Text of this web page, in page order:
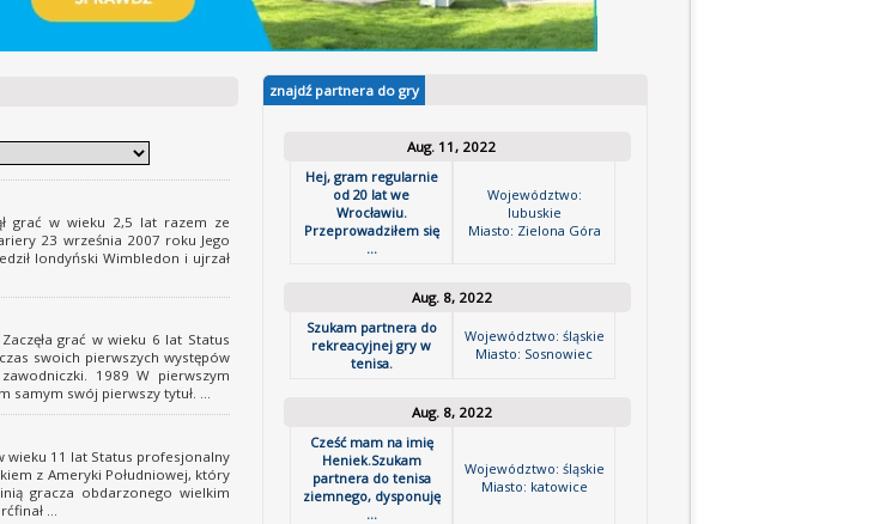
grać w wieku 2,5 lat razem ze
23 września 2007 roku Jego
londyński Wimbledon i ujrzał
grać w wieku 6 lat Status
swoich pierwszych występów
1989 W pierwszym
samym swój pierwszy tytuł. ...
wieku 11 lat Status profesjonalny
z Ameryki Południowej, który
gracza obdarzonego wielkim
...
znajdź partnera do gry
Aug. 11, 2022
Hej, gram regularnie
od 20 lat we
Wrocławiu.
Przeprowadziłem się
...
Województwo:
lubuskie
Miasto: Zielona Góra
Aug. 8, 2022
Szukam partnera do
rekreacyjnej gry w
tenisa.
Województwo: śląskie
Miasto: Sosnowiec
Aug. 8, 2022
Cześć mam na imię
Heniek.Szukam
partnera do tenisa
ziemnego, dysponuję
...
Województwo: śląskie
Miasto: katowice